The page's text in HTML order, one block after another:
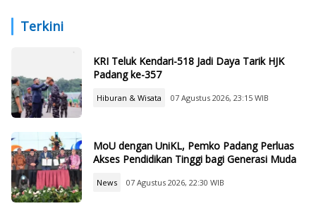
Terkini
KRI Teluk Kendari-518 Jadi Daya Tarik HJK
Padang ke-357
Hiburan & Wisata 07 Agustus 2026, 23:15 WIB
MoU dengan UniKL, Pemko Padang Perluas
Akses Pendidikan Tinggi bagi Generasi Muda
News 07 Agustus 2026, 22:30 WIB